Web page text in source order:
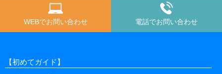
WEBでお問い合わせ 電話でお問い合わせ
【初めてガイド】